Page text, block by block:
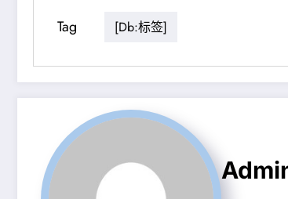
Tag [db:标签]